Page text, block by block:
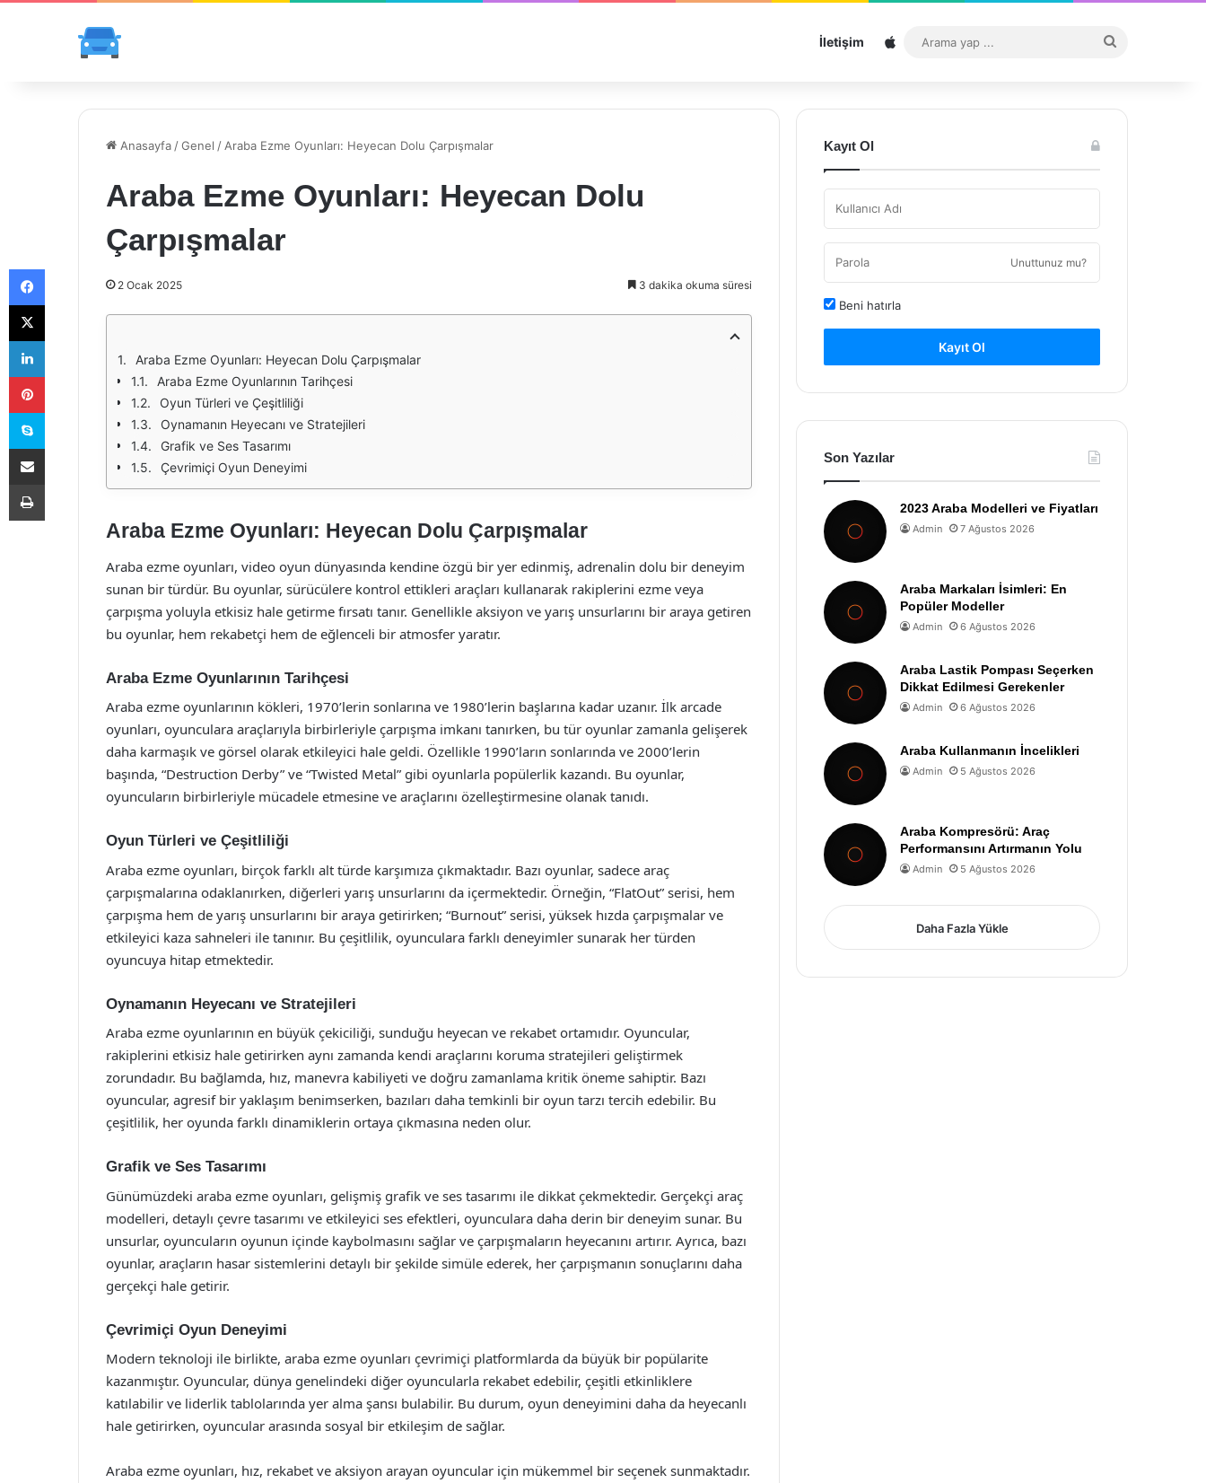
İletişim Sitemap
...
Anasayfa /Genel / Araba Ezme Oyunları: Heyecan Dolu Çarpışmalar
Araba Ezme Oyunları: Heyecan Dolu
Çarpışmalar
2 Ocak 2025 3 dakika okuma süresi
Araba Ezme Oyunları: Heyecan Dolu Çarpışmalar
Araba Ezme Oyunlarının Tarihçesi
Oyun Türleri ve Çeşitliliği
Oynamanın Heyecanı ve Stratejileri
Grafik ve Ses Tasarımı
Çevrimiçi Oyun Deneyimi
Araba Ezme Oyunları: Heyecan Dolu Çarpışmalar
Araba ezme oyunları, video oyun dünyasında kendine özgü bir yer edinmiş, adrenalin dolu bir deneyim
sunan bir türdür. Bu oyunlar, sürücülere kontrol ettikleri araçları kullanarak rakiplerini ezme veya
çarpışma yoluyla etkisiz hale getirme fırsatı tanır. Genellikle aksiyon ve yarış unsurlarını bir araya getiren
bu oyunlar, hem rekabetçi hem de eğlenceli bir atmosfer yaratır.
Araba Ezme Oyunlarının Tarihçesi
Araba ezme oyunlarının kökleri, 1970’lerin sonlarına ve 1980’lerin başlarına kadar uzanır. İlk arcade
oyunları, oyunculara araçlarıyla birbirleriyle çarpışma imkanı tanırken, bu tür oyunlar zamanla gelişerek
daha karmaşık ve görsel olarak etkileyici hale geldi. Özellikle 1990’ların sonlarında ve 2000’lerin
başında, “Destruction Derby” ve “Twisted Metal” gibi oyunlarla popülerlik kazandı. Bu oyunlar,
oyuncuların birbirleriyle mücadele etmesine ve araçlarını özelleştirmesine olanak tanıdı.
Oyun Türleri ve Çeşitliliği
Araba ezme oyunları, birçok farklı alt türde karşımıza çıkmaktadır. Bazı oyunlar, sadece araç
çarpışmalarına odaklanırken, diğerleri yarış unsurlarını da içermektedir. Örneğin, “FlatOut” serisi, hem
çarpışma hem de yarış unsurlarını bir araya getirirken; “Burnout” serisi, yüksek hızda çarpışmalar ve
etkileyici kaza sahneleri ile tanınır. Bu çeşitlilik, oyunculara farklı deneyimler sunarak her türden
oyuncuya hitap etmektedir.
Oynamanın Heyecanı ve Stratejileri
Araba ezme oyunlarının en büyük çekiciliği, sunduğu heyecan ve rekabet ortamıdır. Oyuncular,
rakiplerini etkisiz hale getirirken aynı zamanda kendi araçlarını koruma stratejileri geliştirmek
zorundadır. Bu bağlamda, hız, manevra kabiliyeti ve doğru zamanlama kritik öneme sahiptir. Bazı
oyuncular, agresif bir yaklaşım benimserken, bazıları daha temkinli bir oyun tarzı tercih edebilir. Bu
çeşitlilik, her oyunda farklı dinamiklerin ortaya çıkmasına neden olur.
Grafik ve Ses Tasarımı
Günümüzdeki araba ezme oyunları, gelişmiş grafik ve ses tasarımı ile dikkat çekmektedir. Gerçekçi araç
modelleri, detaylı çevre tasarımı ve etkileyici ses efektleri, oyunculara daha derin bir deneyim sunar. Bu
unsurlar, oyuncuların oyunun içinde kaybolmasını sağlar ve çarpışmaların heyecanını artırır. Ayrıca, bazı
oyunlar, araçların hasar sistemlerini detaylı bir şekilde simüle ederek, her çarpışmanın sonuçlarını daha
gerçekçi hale getirir.
Çevrimiçi Oyun Deneyimi
Modern teknoloji ile birlikte, araba ezme oyunları çevrimiçi platformlarda da büyük bir popülarite
kazanmıştır. Oyuncular, dünya genelindeki diğer oyuncularla rekabet edebilir, çeşitli etkinliklere
katılabilir ve liderlik tablolarında yer alma şansı bulabilir. Bu durum, oyun deneyimini daha da heyecanlı
hale getirirken, oyuncular arasında sosyal bir etkileşim de sağlar.
Araba ezme oyunları, hız, rekabet ve aksiyon arayan oyuncular için mükemmel bir seçenek sunmaktadır.
Kayıt Ol
Unuttunuz mu?
Beni hatırla
Kayıt Ol
Son Yazılar
2023 Araba Modelleri ve Fiyatları
Admin 7 Ağustos 2026
Araba Markaları İsimleri: En
Popüler Modeller
Admin 6 Ağustos 2026
Araba Lastik Pompası Seçerken
Dikkat Edilmesi Gerekenler
Admin 6 Ağustos 2026
Araba Kullanmanın İncelikleri
Admin 5 Ağustos 2026
Araba Kompresörü: Araç
Performansını Artırmanın Yolu
Admin 5 Ağustos 2026
Daha Fazla Yükle
Facebook
X
LinkedIn
Pinterest
Skype
E-Posta ile paylaş